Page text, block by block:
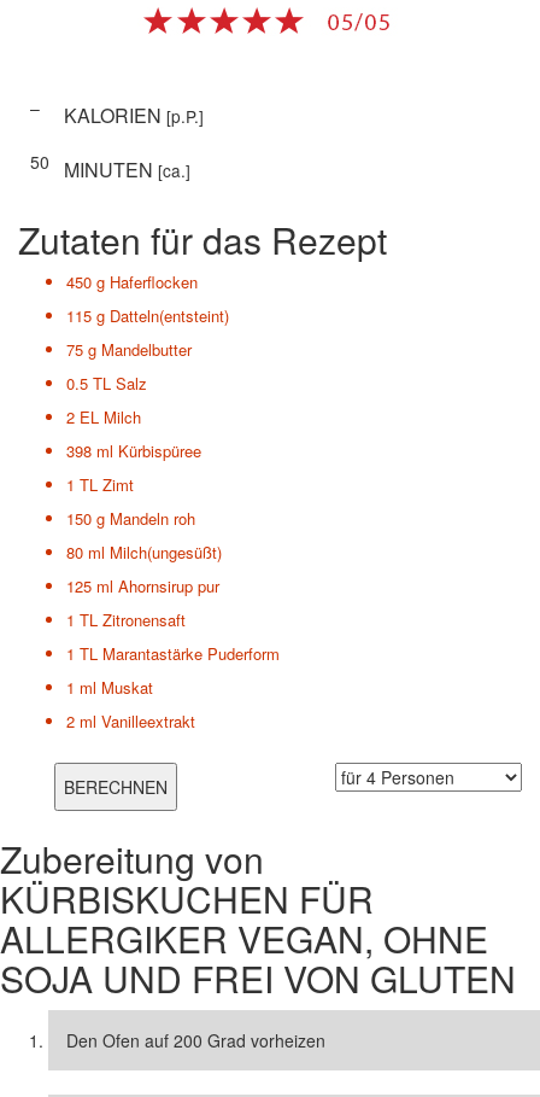
– KALORIEN [p.P.]
50
MINUTEN [ca.]
Zutaten für das Rezept
450 g Haferflocken
115 g Datteln(entsteint)
75 g Mandelbutter
0.5 TL Salz
2 EL Milch
398 ml Kürbispüree
1 TL Zimt
150 g Mandeln roh
80 ml Milch(ungesüßt)
125 ml Ahornsirup pur
1 TL Zitronensaft
1 TL Marantastärke Puderform
1 ml Muskat
2 ml Vanilleextrakt
Zubereitung von
KÜRBISKUCHEN FÜR
ALLERGIKER VEGAN, OHNE
SOJA UND FREI VON GLUTEN
Den Ofen auf 200 Grad vorheizen